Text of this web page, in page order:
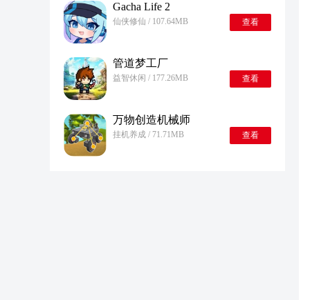
Gacha Life 2
仙侠修仙 / 107.64MB 查看
管道梦工厂
益智休闲 / 177.26MB 查看
万物创造机械师
挂机养成 / 71.71MB 查看